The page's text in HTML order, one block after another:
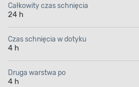
Całkowity czas schnięcia
24 h
Czas schnięcia w dotyku
4 h
Druga warstwa po
4 h